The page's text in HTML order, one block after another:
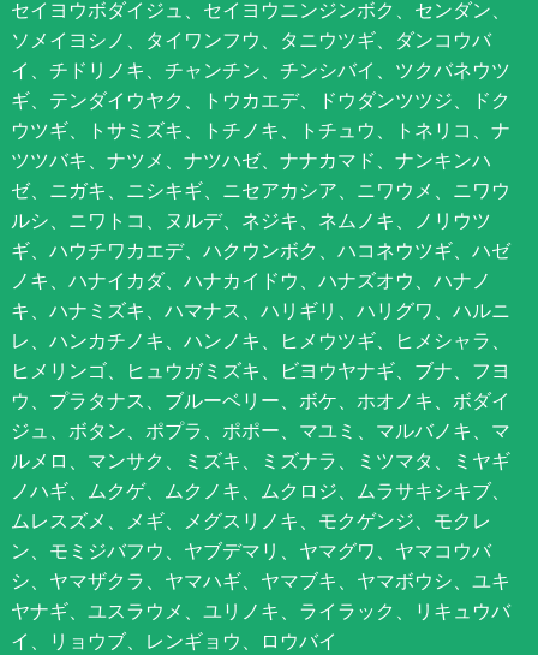
セイヨウボダイジュ、セイヨウニンジンボク、センダン、
ソメイヨシノ、タイワンフウ、タニウツギ、ダンコウバ
イ、チドリノキ、チャンチン、チンシバイ、ツクバネウツ
ギ、テンダイウヤク、トウカエデ、ドウダンツツジ、ドク
ウツギ、トサミズキ、トチノキ、トチュウ、トネリコ、ナ
ツツバキ、ナツメ、ナツハゼ、ナナカマド、ナンキンハ
ゼ、ニガキ、ニシキギ、ニセアカシア、ニワウメ、ニワウ
ルシ、ニワトコ、ヌルデ、ネジキ、ネムノキ、ノリウツ
ギ、ハウチワカエデ、ハクウンボク、ハコネウツギ、ハゼ
ノキ、ハナイカダ、ハナカイドウ、ハナズオウ、ハナノ
キ、ハナミズキ、ハマナス、ハリギリ、ハリグワ、ハルニ
レ、ハンカチノキ、ハンノキ、ヒメウツギ、ヒメシャラ、
ヒメリンゴ、ヒュウガミズキ、ビヨウヤナギ、ブナ、フヨ
ウ、プラタナス、ブルーベリー、ボケ、ホオノキ、ボダイ
ジュ、ボタン、ポプラ、ポポー、マユミ、マルバノキ、マ
ルメロ、マンサク、ミズキ、ミズナラ、ミツマタ、ミヤギ
ノハギ、ムクゲ、ムクノキ、ムクロジ、ムラサキシキブ、
ムレスズメ、メギ、メグスリノキ、モクゲンジ、モクレ
ン、モミジバフウ、ヤブデマリ、ヤマグワ、ヤマコウバ
シ、ヤマザクラ、ヤマハギ、ヤマブキ、ヤマボウシ、ユキ
ヤナギ、ユスラウメ、ユリノキ、ライラック、リキュウバ
イ、リョウブ、レンギョウ、ロウバイ